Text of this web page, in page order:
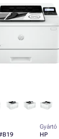
Gyártó
HP